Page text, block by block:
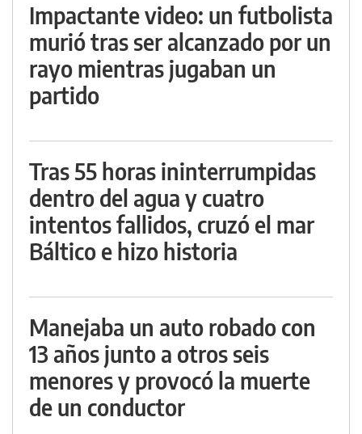
Impactante video: un futbolista
murió tras ser alcanzado por un
rayo mientras jugaban un
partido
Tras 55 horas ininterrumpidas
dentro del agua y cuatro
intentos fallidos, cruzó el mar
Báltico e hizo historia
Manejaba un auto robado con
13 años junto a otros seis
menores y provocó la muerte
de un conductor